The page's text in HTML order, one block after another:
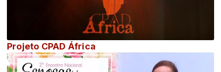
Projeto CPAD África